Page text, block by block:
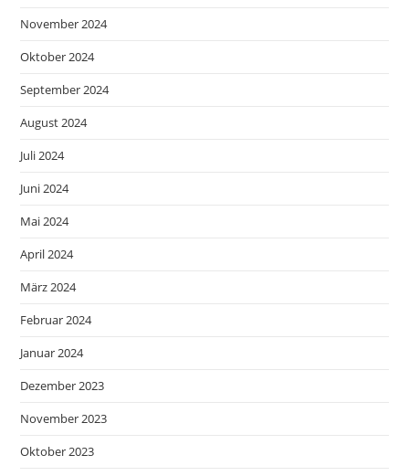
November 2024
Oktober 2024
September 2024
August 2024
Juli 2024
Juni 2024
Mai 2024
April 2024
März 2024
Februar 2024
Januar 2024
Dezember 2023
November 2023
Oktober 2023